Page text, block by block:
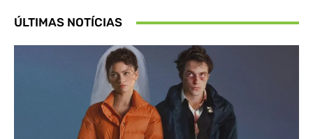
ÚLTIMAS NOTÍCIAS